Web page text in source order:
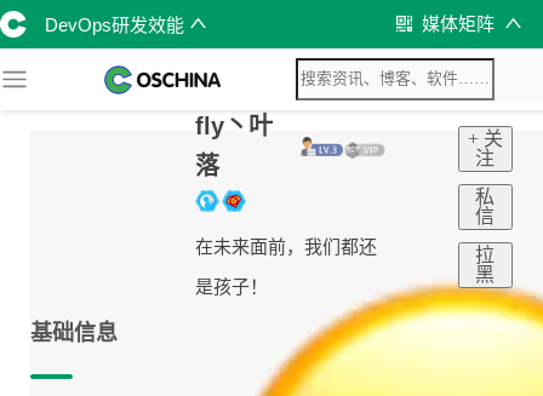
DevOps研发效能 媒体矩阵
fly丶叶
落
在未来面前，我们都还
是孩子！
+ 关
注
私
信
拉
黑
基础信息